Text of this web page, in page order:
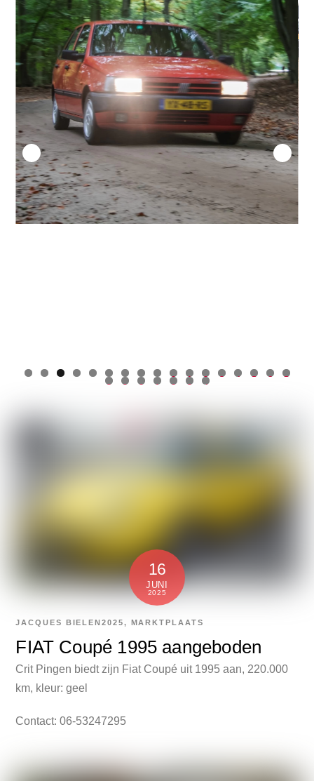
0 1 2 3 4 5 6 7
8 9 0 1 2 3 4
16
JUNI
2025
FIAT Coupé 1995 aangeboden
JACQUES BIELEN2025, MARKTPLAATS
Crit Pingen biedt zijn Fiat Coupé uit 1995 aan, 220.000
km, kleur: geel
Contact: 06-53247295